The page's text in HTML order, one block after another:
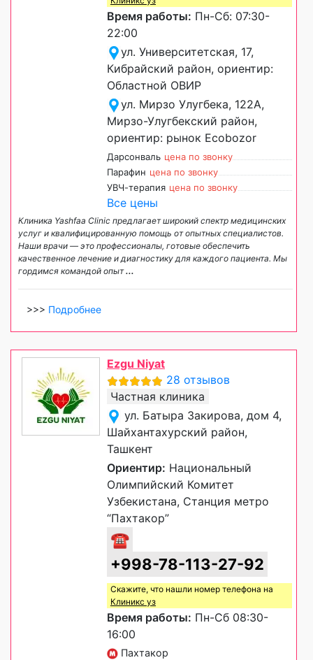
Время работы: Пн-Сб: 07:30-
22:00
ул. Университетская, 17,
Кибрайский район, ориентир:
Областной ОВИР
ул. Мирзо Улугбека, 122А,
Мирзо-Улугбекский район,
ориентир: рынок Ecobozor
Дарсонваль цена по звонку
Парафин цена по звонку
УВЧ-терапия цена по звонку
Все цены
Клиника Yashfaa Clinic предлагает широкий спектр медицинских
услуг и квалифицированную помощь от опытных специалистов.
Наши врачи — это профессионалы, готовые обеспечить
качественное лечение и диагностику для каждого пациента. Мы
гордимся командой опыт...
>>> Подробнее
Ezgu Niyat
28 отзывов
Частная клиника
ул. Батыра Закирова, дом 4,
Шайхантахурский район,
Ташкент
Ориентир: Национальный
Олимпийский Комитет
Узбекистана, Станция метро
“Пахтакор”
☎
+998-78-113-27-92
Скажите, что нашли номер телефона на
Клиникс уз
Время работы: Пн-Сб 08:30-
16:00
Пахтакор